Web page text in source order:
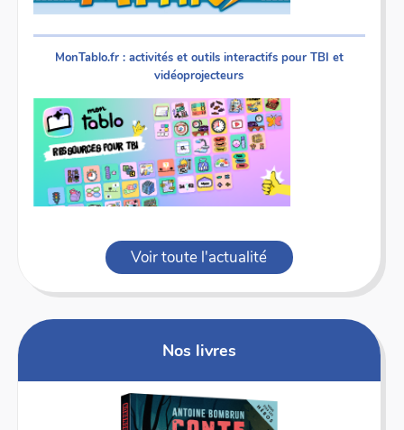
MonTablo.fr : activités et outils interactifs pour TBI et
vidéoprojecteurs
Voir toute l'actualité
Nos livres